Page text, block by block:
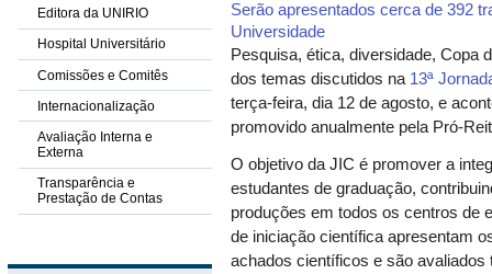
Editora da UNIRIO
Hospital Universitário
Comissões e Comitês
Internacionalização
Avaliação Interna e
Externa
Transparência e
Prestação de Contas
Serão apresentados cerca de 392
Universidade
Pesquisa, ética, diversidade, Copa
dos temas discutidos na 13ª
terça-feira, dia 12 de agosto, e
promovido anualmente pela Pró-
O objetivo da JIC é promover a
estudantes de graduação,
produções em todos os centros de
de iniciação científica apresentam
achados científicos e são